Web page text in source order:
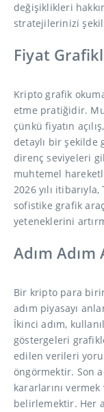
değişiklikleri
stratejilerinizi
Fiyat
Kripto grafik
etme pratiğidir.
çünkü fiyatın
detaylı bir şekilde
direnç seviyeleri
muhtemel
2026 yılı itibarıyla,
sofistike grafik
yeteneklerini
Adım
Bir kripto para
adım piyasayı
İkinci adım,
göstergeleri
edilen verileri
öngörmektir. Son
kararlarını
belirlemektir. Her